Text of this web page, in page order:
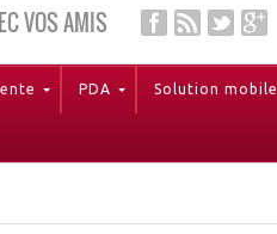
VOS AMIS
PDA Solution mobile